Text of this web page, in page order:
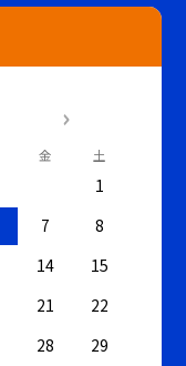
金 土
1
7
8
14
15
21
22
28
29